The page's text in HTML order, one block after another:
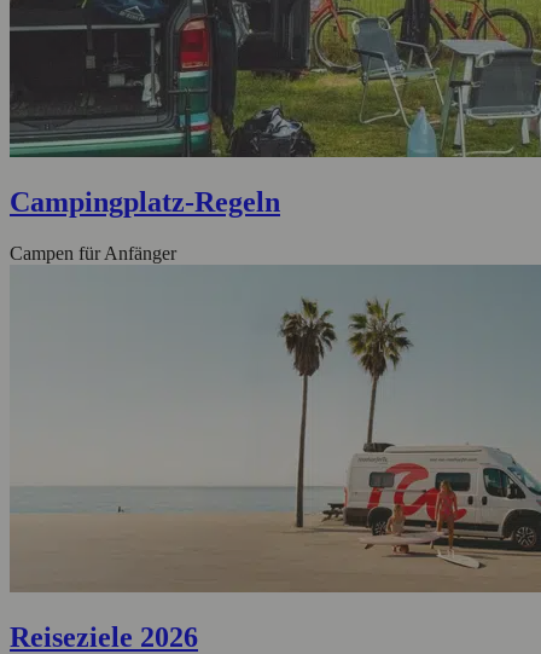
Campingplatz-Regeln
Campen für Anfänger
Reiseziele 2026